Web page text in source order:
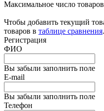
Максимальное число
Чтобы добавить текущий
товаров в таблице сравнения.
Регистрация
ФИО
Вы забыли заполнить поле
E-mail
Вы забыли заполнить поле
Телефон